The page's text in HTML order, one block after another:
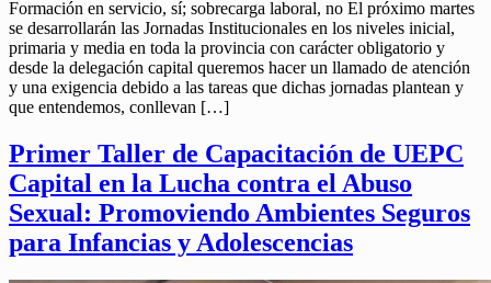
Formación en servicio, sí; sobrecarga laboral, no El próximo martes
se desarrollarán las Jornadas Institucionales en los niveles inicial,
primaria y media en toda la provincia con carácter obligatorio y
desde la delegación capital queremos hacer un llamado de atención
y una exigencia debido a las tareas que dichas jornadas plantean y
que entendemos, conllevan […]
Primer Taller de Capacitación de UEPC
Capital en la Lucha contra el Abuso
Sexual: Promoviendo Ambientes Seguros
para Infancias y Adolescencias